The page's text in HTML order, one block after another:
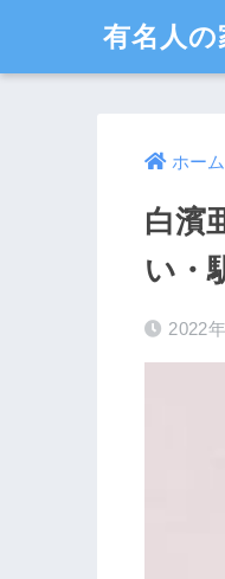
有名人の
ホーム
白濱
い・
2022